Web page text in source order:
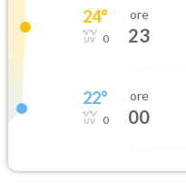
24°
0
ore
23
22°
0
ore
00